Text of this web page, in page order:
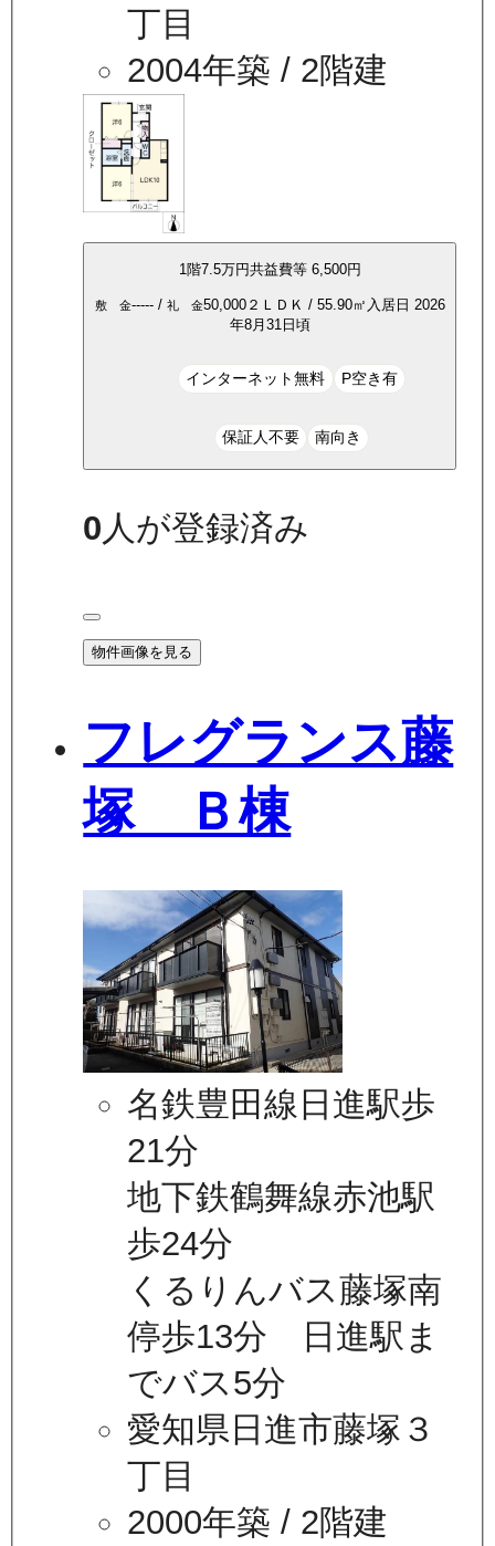
丁目
2004年築 / 2階建
1階7.5万円共益費等 6,500円
敷 金-----/ 礼 金50,000２ＬＤＫ / 55.90㎡ 入居日 2026
年8月31日頃
インターネット無料 P空き有
保証人不要 南向き
0 人が登録済み
物件画像を見る
フレグランス藤
塚 Ｂ棟
名鉄豊田線日進駅歩
21分
地下鉄鶴舞線赤池駅
歩24分
くるりんバス藤塚南
停歩13分 日進駅ま
でバス5分
愛知県日進市藤塚３
丁目
2000年築 / 2階建